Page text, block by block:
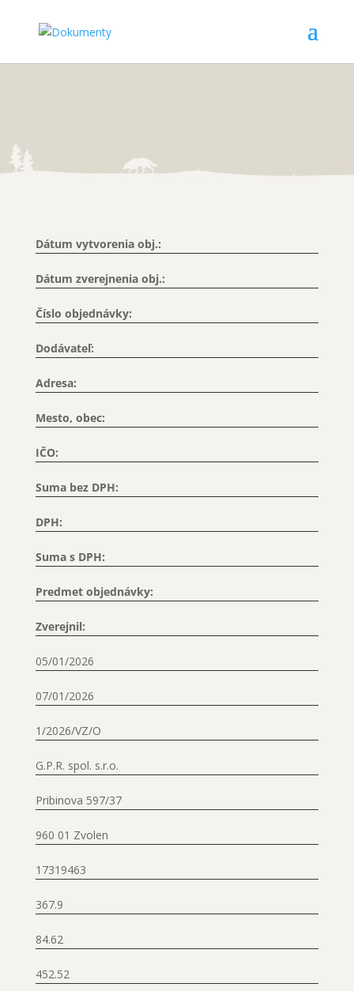
Dátum vytvorenia obj.:
Dátum zverejnenia obj.:
Číslo objednávky:
Dodávateľ:
Adresa:
Mesto, obec:
IČO:
Suma bez DPH:
DPH:
Suma s DPH:
Predmet objednávky:
Zverejnil:
05/01/2026
07/01/2026
1/2026/VZ/O
G.P.R. spol. s.r.o.
Pribinova 597/37
960 01 Zvolen
17319463
367.9
84.62
452.52